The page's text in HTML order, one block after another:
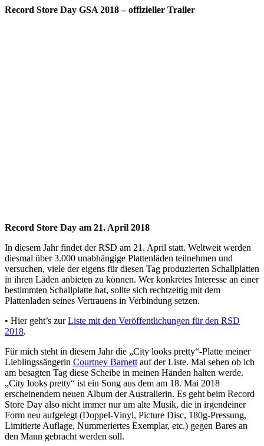
Record Store Day GSA 2018 – offizieller Trailer
Record Store Day am 21. April 2018
In diesem Jahr findet der RSD am 21. April statt. Weltweit werden
diesmal über 3.000 unabhängige Plattenläden teilnehmen und
versuchen, viele der eigens für diesen Tag produzierten Schallplatten
in ihren Läden anbieten zu können. Wer konkretes Interesse an einer
bestimmten Schallplatte hat, sollte sich rechtzeitig mit dem
Plattenladen seines Vertrauens in Verbindung setzen.
• Hier geht’s zurListe mit den Veröffentlichungen für den RSD
2018.
Für mich steht in diesem Jahr die „City looks pretty“-Platte meiner
Lieblingssängerin Courtney Barnett auf der Liste. Mal sehen ob ich
am besagten Tag diese Scheibe in meinen Händen halten werde.
„City looks pretty“ ist ein Song aus dem am 18. Mai 2018
erscheinendem neuen Album der Australierin. Es geht beim Record
Store Day also nicht immer nur um alte Musik, die in irgendeiner
Form neu aufgelegt (Doppel-Vinyl, Picture Disc, 180g-Pressung,
Limitierte Auflage, Nummeriertes Exemplar, etc.) gegen Bares an
den Mann gebracht werden soll.